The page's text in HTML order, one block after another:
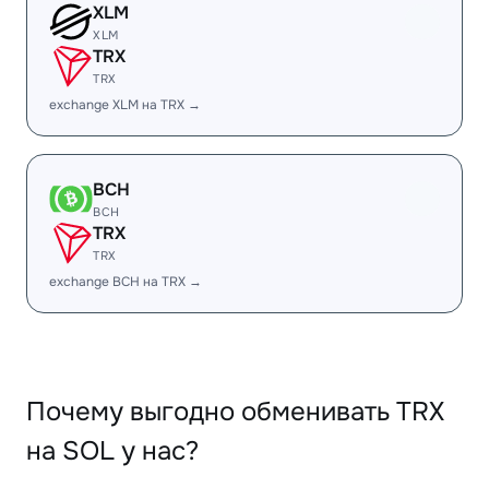
XLM
XLM
TRX
TRX
exchange XLM на TRX →
BCH
BCH
TRX
TRX
exchange BCH на TRX →
Почему выгодно обменивать TRX
на SOL у нас?